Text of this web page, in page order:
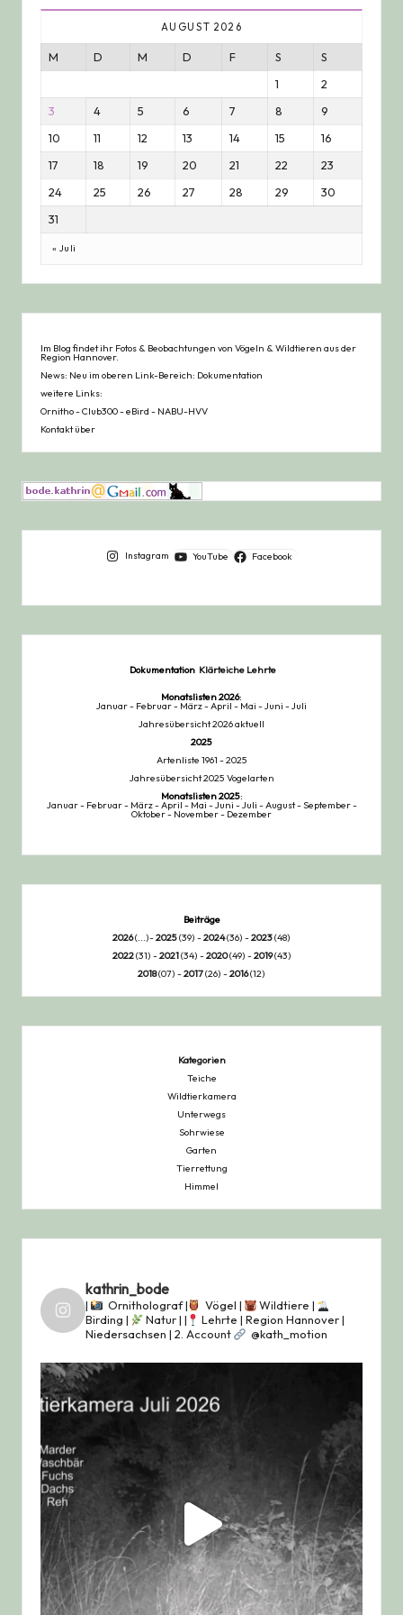
AUGUST 2026
M D M D F S
S
1
2
3
4 5 6 7 8
9
10
11 12 13 14 15
16
17
18 19 20 21 22
23
24
25 26 27 28 29
30
31
« Juli
Im Blog findet ihr Fotos & Beobachtungen von Vögeln & Wildtieren aus der
Region Hannover.
News: Neu im oberen Link-Bereich: Dokumentation
weitere Links:
Ornitho-Club300-eBird - NABU-HVV
Kontakt über
Instagram YouTube Facebook
Dokumentation Klärteiche Lehrte
Monatslisten2026:
Januar- Februar- März-April - Mai -Juni -Juli
Jahresübersicht 2026 aktuell
2025
Artenliste 1961 - 2025
Jahresübersicht 2025 Vogelarten
Monatslisten2025:
Januar- Februar- März-April - Mai -Juni -Juli -August-September-
Oktober- November- Dezember
Beiträge
2026(...)-2025(39) -2024(36) -2023(48)
2022(31) -2021(34) -2020(49) -2019(43)
2018(07) -2017(26) -2016(12)
Kategorien
Teiche
Wildtierkamera
Unterwegs
Sohrwiese
Garten
Tierrettung
Himmel
kathrin_bode
| Ornitholograf | Vögel |
Wildtiere |
Birding |
Natur | |
Lehrte | Region Hannover |
Niedersachsen | 2. Account @kath_motion